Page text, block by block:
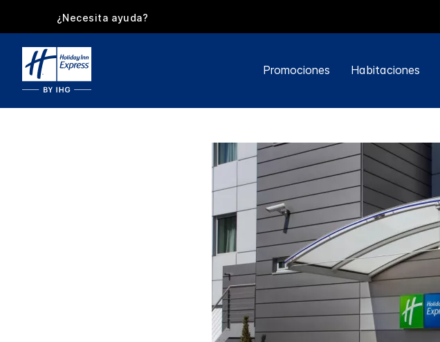
¿Necesita ayuda?
Promociones Habitaciones